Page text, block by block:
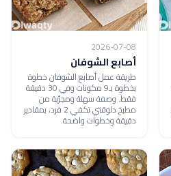
2026-07-08
أصابع الشوفان
طريقة عمل أصابع الشوفان خطوة
بخطوة بـ9 مكونات وفي 30 دقيقة
فقط. وصفة سهلة ومجرّبة من
مطبخ دلوقتي تكفي 2 فرد، بمقادير
دقيقة وخطوات واضحة.